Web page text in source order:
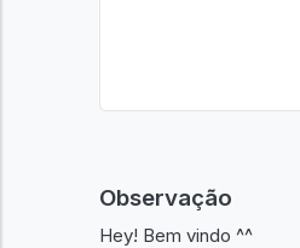
Observação
Hey! Bem vindo ^^